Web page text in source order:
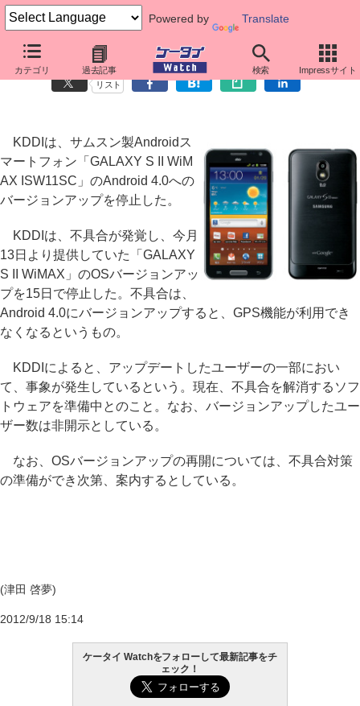
Powered by Translate
カテゴリ 過去記事 検索 Impressサイト
「GALAXY S II WiMAX」のOS更新が停止、GPS機能に不具合
リスト
KDDIは、サムスン製Androidス
マートフォン「GALAXY S II WiM
AX ISW11SC」のAndroid 4.0への
バージョンアップを停止した。
KDDIは、不具合が発覚し、今月
13日より提供していた「GALAXY
S II WiMAX」のOSバージョンアッ
プを15日で停止した。不具合は、
Android 4.0にバージョンアップすると、GPS機能が利用でき
なくなるというもの。
KDDIによると、アップデートしたユーザーの一部におい
て、事象が発生しているという。現在、不具合を解消するソフ
トウェアを準備中とのこと。なお、バージョンアップしたユー
ザー数は非開示としている。
なお、OSバージョンアップの再開については、不具合対策
の準備ができ次第、案内するとしている。
(津田 啓夢)
2012/9/18 15:14
ケータイ Watchをフォローして最新記事をチ
ェック！